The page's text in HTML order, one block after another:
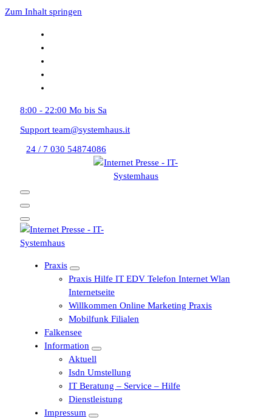
Zum Inhalt springen
8:00 - 22:00 Mo bis Sa
Support team@systemhaus.it
24 / 7 030 54874086
Praxis
Praxis Hilfe IT EDV Telefon Internet Wlan
Internetseite
Willkommen Online Marketing Praxis
Mobilfunk Filialen
Falkensee
Information
Aktuell
Isdn Umstellung
IT Beratung – Service – Hilfe
Dienstleistung
Impressum